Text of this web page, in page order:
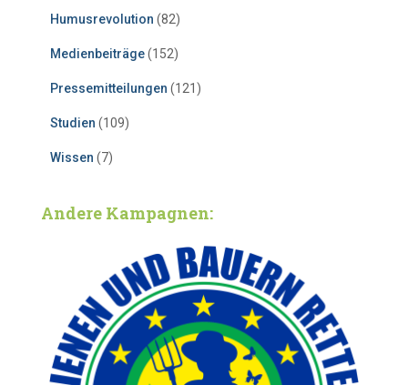
Humusrevolution (82)
Medienbeiträge(152)
Pressemitteilungen (121)
Studien (109)
Wissen (7)
Andere Kampagnen: